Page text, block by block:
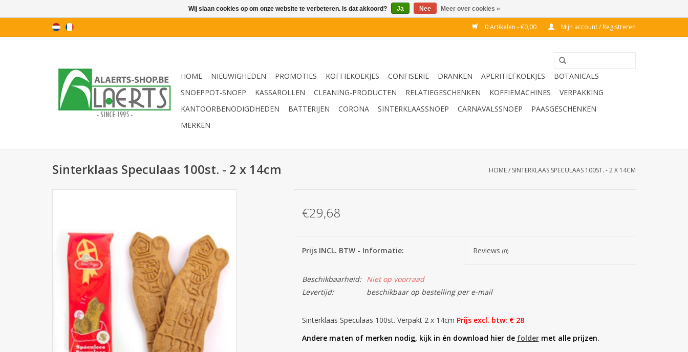
0 Artikelen - €0,00 Mijn account / Registreren
HOME NIEUWIGHEDEN PROMOTIES KOFFIEKOEKJES CONFISERIE DRANKEN APERITIEFKOEKJES
BOTANICALS
SNOEPPOT-SNOEP
KASSAROLLEN CLEANING-PRODUCTEN RELATIEGESCHENKEN KOFFIEMACHINES
VERPAKKING
KANTOORBENODIGDHEDEN
BATTERIJEN CORONA SINTERKLAASSNOEP CARNAVALSSNOEP
PAASGESCHENKEN
MERKEN
Sinterklaas Speculaas 100st. - 2 x 14cm HOME/ SINTERKLAAS SPECULAAS 100ST. - 2 X 14CM
€29,68
Prijs INCL. BTW - Informatie: Reviews(0)
Beschikbaarheid:
Niet op voorraad
Levertijd:
beschikbaar op bestelling per e-mail
Sinterklaas Speculaas 100st. Verpakt 2 x 14cm Prijs excl. btw: € 28
Andere maten of merken nodig, kijk in én download hier de folder met alle prijzen.
Wij slaan cookies op om onze website te verbeteren. Is dat akkoord? Ja Nee Meer over cookies »